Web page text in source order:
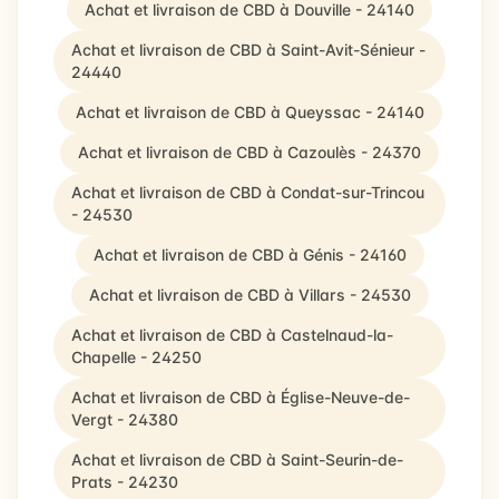
Achat et livraison de CBD à Douville - 24140
Achat et livraison de CBD à Saint-Avit-Sénieur -
24440
Achat et livraison de CBD à Queyssac - 24140
Achat et livraison de CBD à Cazoulès - 24370
Achat et livraison de CBD à Condat-sur-Trincou
- 24530
Achat et livraison de CBD à Génis - 24160
Achat et livraison de CBD à Villars - 24530
Achat et livraison de CBD à Castelnaud-la-
Chapelle - 24250
Achat et livraison de CBD à Église-Neuve-de-
Vergt - 24380
Achat et livraison de CBD à Saint-Seurin-de-
Prats - 24230